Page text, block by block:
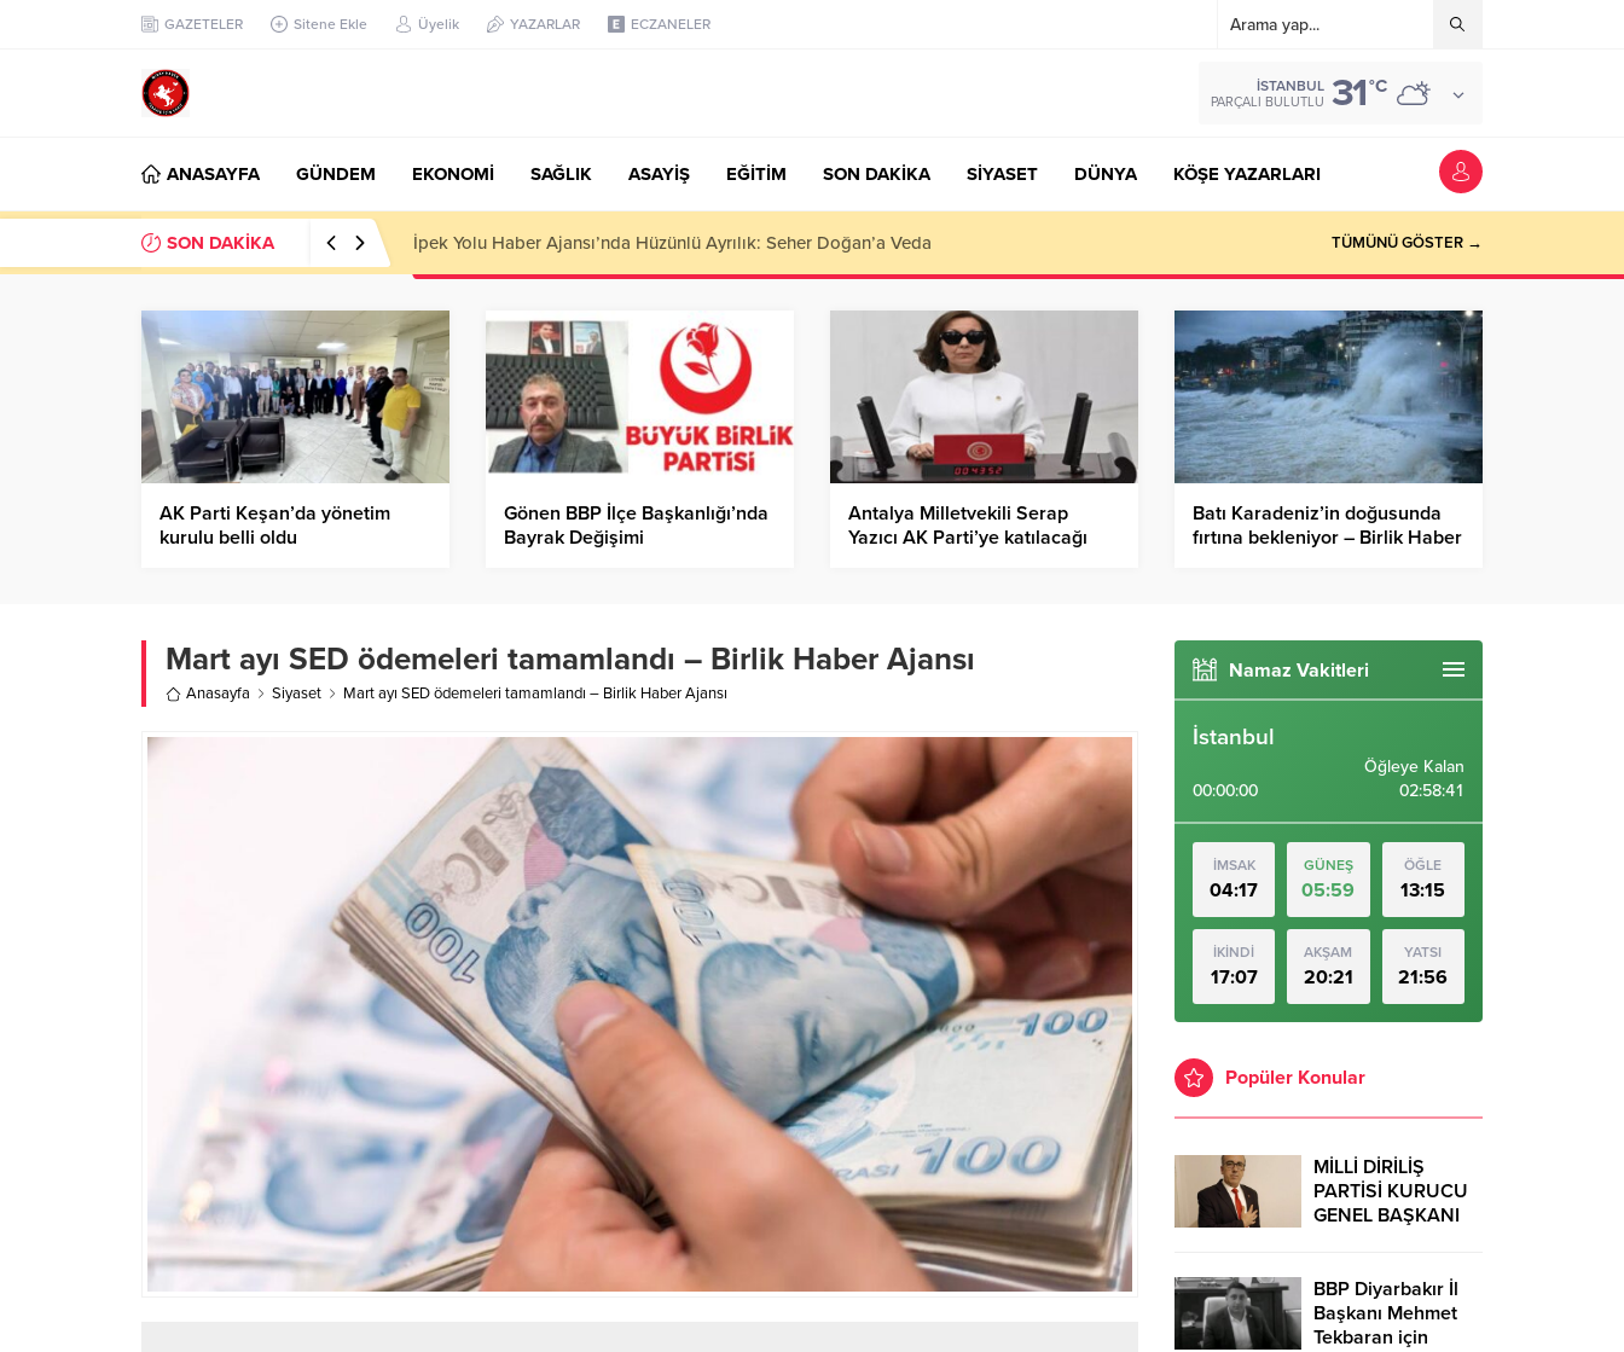
GAZETELER Sitene Ekle Üyelik YAZARLAR ECZANELER
İSTANBUL
PARÇALI BULUTLU 31°C
ANASAYFA GÜNDEM EKONOMİ SAĞLIK ASAYİŞ EĞİTİM SON DAKİKA SİYASET DÜNYA KÖŞE YAZARLARI
SON DAKİKA Başkan Nihat Öztürk, Şanahan’da Hacı Eryaman’a Misafir Oldu TÜMÜNÜ GÖSTER →
AK Parti Keşan’da yönetim
kurulu belli oldu
Gönen BBP İlçe Başkanlığı’nda
Bayrak Değişimi
Antalya Milletvekili Serap
Yazıcı AK Parti’ye katılacağı
Batı Karadeniz’in doğusunda
fırtına bekleniyor – Birlik Haber
Mart ayı SED ödemeleri tamamlandı – Birlik Haber Ajansı
Anasayfa Siyaset Mart ayı SED ödemeleri tamamlandı – Birlik Haber Ajansı
Namaz Vakitleri
İstanbul
00:00:00
Öğleye Kalan
02:58:40
İMSAK
04:17
GÜNEŞ
05:59
ÖĞLE
13:15
İKİNDİ
17:07
AKŞAM
20:21
YATSI
21:56
Popüler Konular
MİLLİ DİRİLİŞ
PARTİSİ KURUCU
GENEL BAŞKANI
EKİM
CUMHURİYET
BAYRAMI MESAJI…
BBP Diyarbakır İl
Başkanı Mehmet
Tekbaran için